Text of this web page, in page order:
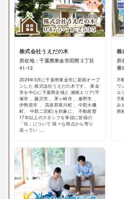
株式会社うえだの木
所在地：千葉県東金市田間３丁目
41-12
2024年5月に千葉県東金市に新規オープ
ンした 株式会社うえだの木です。 東金
市を中心に千葉県全域と 湘南エリア(平
塚市 、藤沢市 、茅ヶ崎市 、秦野市 、
伊勢原市 、 高座郡寒川町 、中郡大磯
町、 中郡二宮町)を対象に、 不動産歴
17年以上のスタッフを筆頭に皆様の
「住」について 様々な視点から寄り
添ってい ...
株
所
番
不
ワ
エ
不
み
県